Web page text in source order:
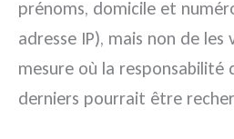
prénoms, domicile et
adresse IP), mais non de les
mesure où la responsabilité
derniers pourrait être